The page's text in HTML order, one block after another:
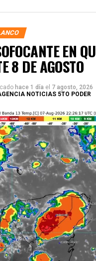
EN
8 DE AGOSTO
hace 1 día el 7 agosto, 2026
NOTICIAS 5TO PODER